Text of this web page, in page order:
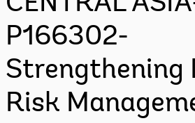
P166302-
Strengthening
Risk